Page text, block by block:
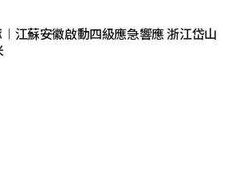
江蘇安徽啟動四級應急響應 浙江岱山